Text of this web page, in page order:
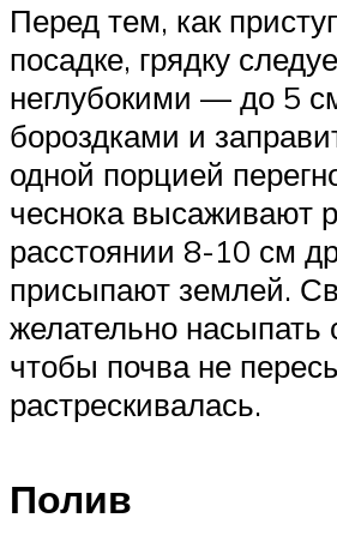
Перед тем, как
посадке, грядку
неглубокими — до 5
бороздками и
одной порцией
чеснока высаживают
расстоянии 8-10 см
присыпают землей.
желательно насыпать
чтобы почва не
растрескивалась.
Полив